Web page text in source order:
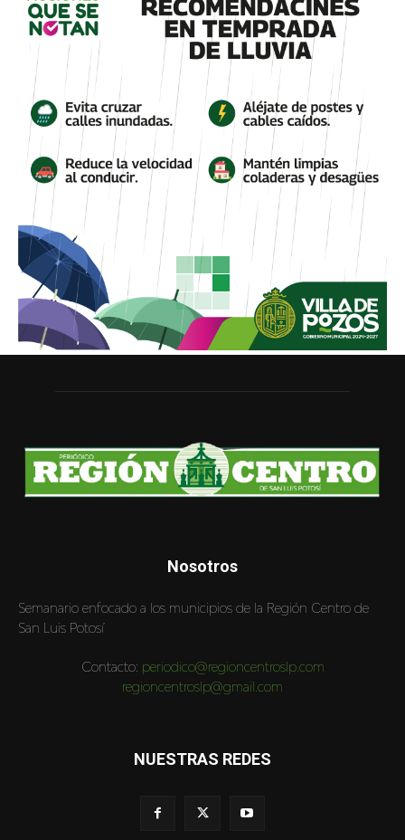
Nosotros
Semanario enfocado a los municipios de la Región Centro de
San Luis Potosí
Contacto: periodico@regioncentroslp.com
regioncentroslp@gmail.com
NUESTRAS REDES